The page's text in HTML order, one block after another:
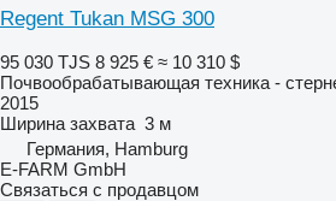
Regent Tukan MSG 300
95 030 TJS 8 925 € ≈ 10 310 $
Почвообрабатывающая техника -
2015
Ширина захвата 3 м
Германия, Hamburg
E-FARM GmbH
Связаться с продавцом